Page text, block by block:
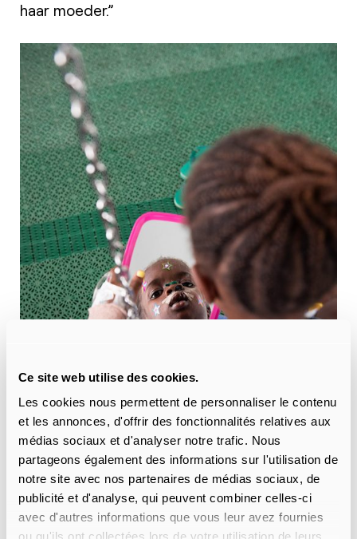
Ce site web utilise des cookies.
Les cookies nous permettent de personnaliser le contenu
et les annonces, d'offrir des fonctionnalités relatives aux
médias sociaux et d'analyser notre trafic. Nous
partageons également des informations sur l'utilisation de
notre site avec nos partenaires de médias sociaux, de
publicité et d'analyse, qui peuvent combiner celles-ci
avec d'autres informations que vous leur avez fournies
ou qu'ils ont collectées lors de votre utilisation de leurs
haar moeder.”